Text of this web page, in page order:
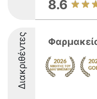
8.6
Διακριθέντες